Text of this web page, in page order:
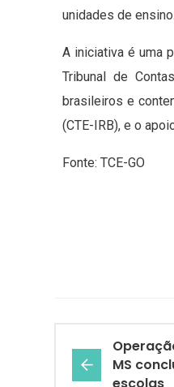
unidades de ensino.
A iniciativa é uma
Tribunal de
brasileiros e
(CTE-IRB), e o
Fonte: TCE-GO
MS